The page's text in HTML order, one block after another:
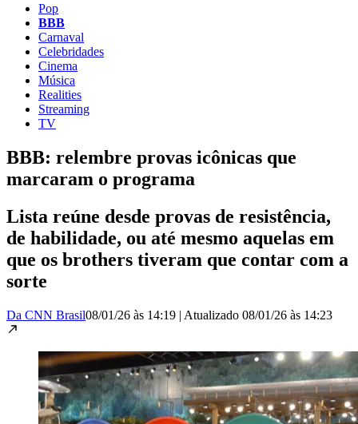
Pop
BBB
Carnaval
Celebridades
Cinema
Música
Realities
Streaming
TV
BBB: relembre provas icônicas que
marcaram o programa
Lista reúne desde provas de resistência,
de habilidade, ou até mesmo aquelas em
que os brothers tiveram que contar com a
sorte
Da CNN Brasil08/01/26 às 14:19 | Atualizado 08/01/26 às 14:23